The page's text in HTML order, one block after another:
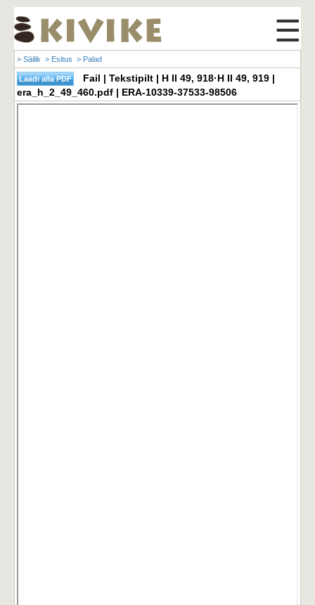
☰
> Säilik > Esitus > Palad
Fail | Tekstipilt | H II 49, 918·H II 49, 919 |
era_h_2_49_460.pdf | ERA-10339-37533-98506